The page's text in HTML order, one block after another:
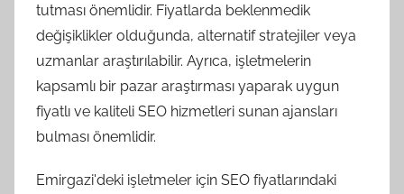
tutması önemlidir. Fiyatlarda beklenmedik
değişiklikler olduğunda, alternatif stratejiler veya
uzmanlar araştırılabilir. Ayrıca, işletmelerin
kapsamlı bir pazar araştırması yaparak uygun
fiyatlı ve kaliteli SEO hizmetleri sunan ajansları
bulması önemlidir.
Emirgazi'deki işletmeler için SEO fiyatlarındaki